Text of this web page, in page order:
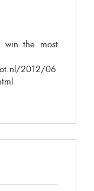
win the most
2012/06